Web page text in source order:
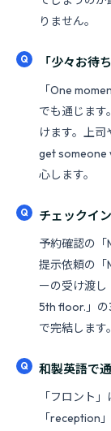
りません。
「少々お待
「One
でも通じま
けます。上
get someone
心します。
チェックイ
予約確認の「
提示依頼の「
ーの受け渡
5th floor.」の
で完結します。
和製英語で
「フロント
「reception